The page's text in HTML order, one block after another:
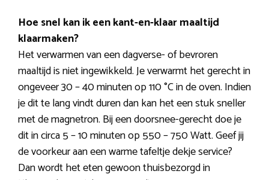
Hoe snel kan ik een kant-en-klaar maaltijd
klaarmaken?
Het verwarmen van een dagverse- of bevroren
maaltijd is niet ingewikkeld. Je verwarmt het gerecht in
ongeveer 30 – 40 minuten op 110 °C in de oven. Indien
je dit te lang vindt duren dan kan het een stuk sneller
met de magnetron. Bij een doorsnee-gerecht doe je
dit in circa 5 – 10 minuten op 550 – 750 Watt. Geef jij
de voorkeur aan een warme tafeltje dekje service?
Dan wordt het eten gewoon thuisbezorgd in